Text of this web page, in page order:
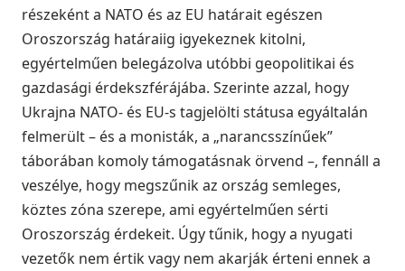
részeként a NATO és az EU határait egészen
Oroszország határaiig igyekeznek kitolni,
egyértelműen belegázolva utóbbi geopolitikai és
gazdasági érdekszférájába. Szerinte azzal, hogy
Ukrajna NATO- és EU-s tagjelölti státusa egyáltalán
felmerült – és a monisták, a „narancsszínűek”
táborában komoly támogatásnak örvend –, fennáll a
veszélye, hogy megszűnik az ország semleges,
köztes zóna szerepe, ami egyértelműen sérti
Oroszország érdekeit. Úgy tűnik, hogy a nyugati
vezetők nem értik vagy nem akarják érteni ennek a